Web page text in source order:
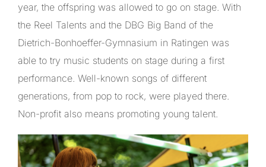
year, the offspring was allowed to go on stage. With
the Reel Talents and the DBG Big Band of the
Dietrich-Bonhoeffer-Gymnasium in Ratingen was
able to try music students on stage during a first
performance. Well-known songs of different
generations, from pop to rock, were played there.
Non-profit also means promoting young talent.